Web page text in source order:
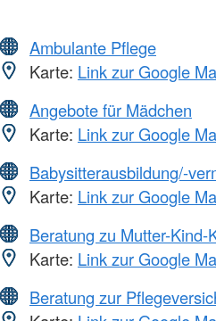
Ambulante Pflege
Karte: Link zur Google
Angebote für Mädchen
Karte: Link zur Google
Babysitterausbildung/-
Karte: Link zur Google
Beratung zu Mutter-Kind-
Karte: Link zur Google
Beratung zur